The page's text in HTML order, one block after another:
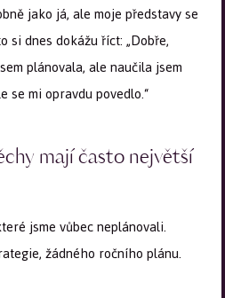
jako já, ale moje představy se
si dnes dokážu říct: „Dobře,
plánovala, ale naučila jsem
se mi opravdu povedlo.“
mají často největší
jsme vůbec neplánovali.
žádného ročního plánu.